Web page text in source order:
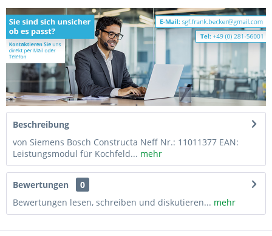
Beschreibung
von Siemens Bosch Constructa Neff Nr.: 11011377 EAN:
Leistungsmodul für Kochfeld... mehr
Bewertungen
0
Bewertungen lesen, schreiben und diskutieren... mehr